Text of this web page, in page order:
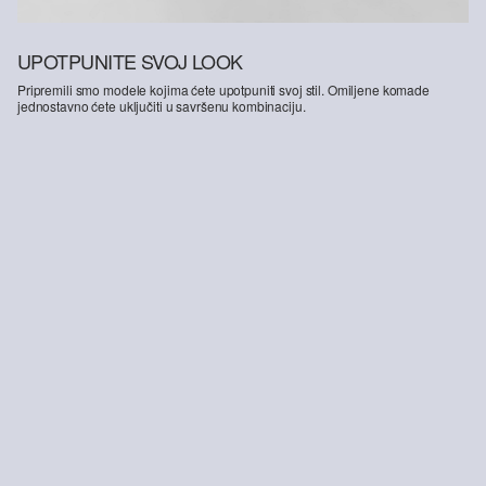
UPOTPUNITE SVOJ LOOK
Pripremili smo modele kojima ćete upotpuniti svoj stil. Omiljene komade
jednostavno ćete uključiti u savršenu kombinaciju.